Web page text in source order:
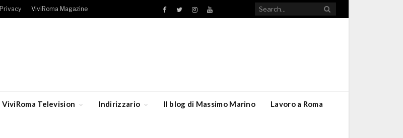
Privacy ViviRoma Magazine Facebook
TwitterInstagramYouTube
ViviRoma Television Indirizzario Il blog di Massimo Marino Lavoro a Roma